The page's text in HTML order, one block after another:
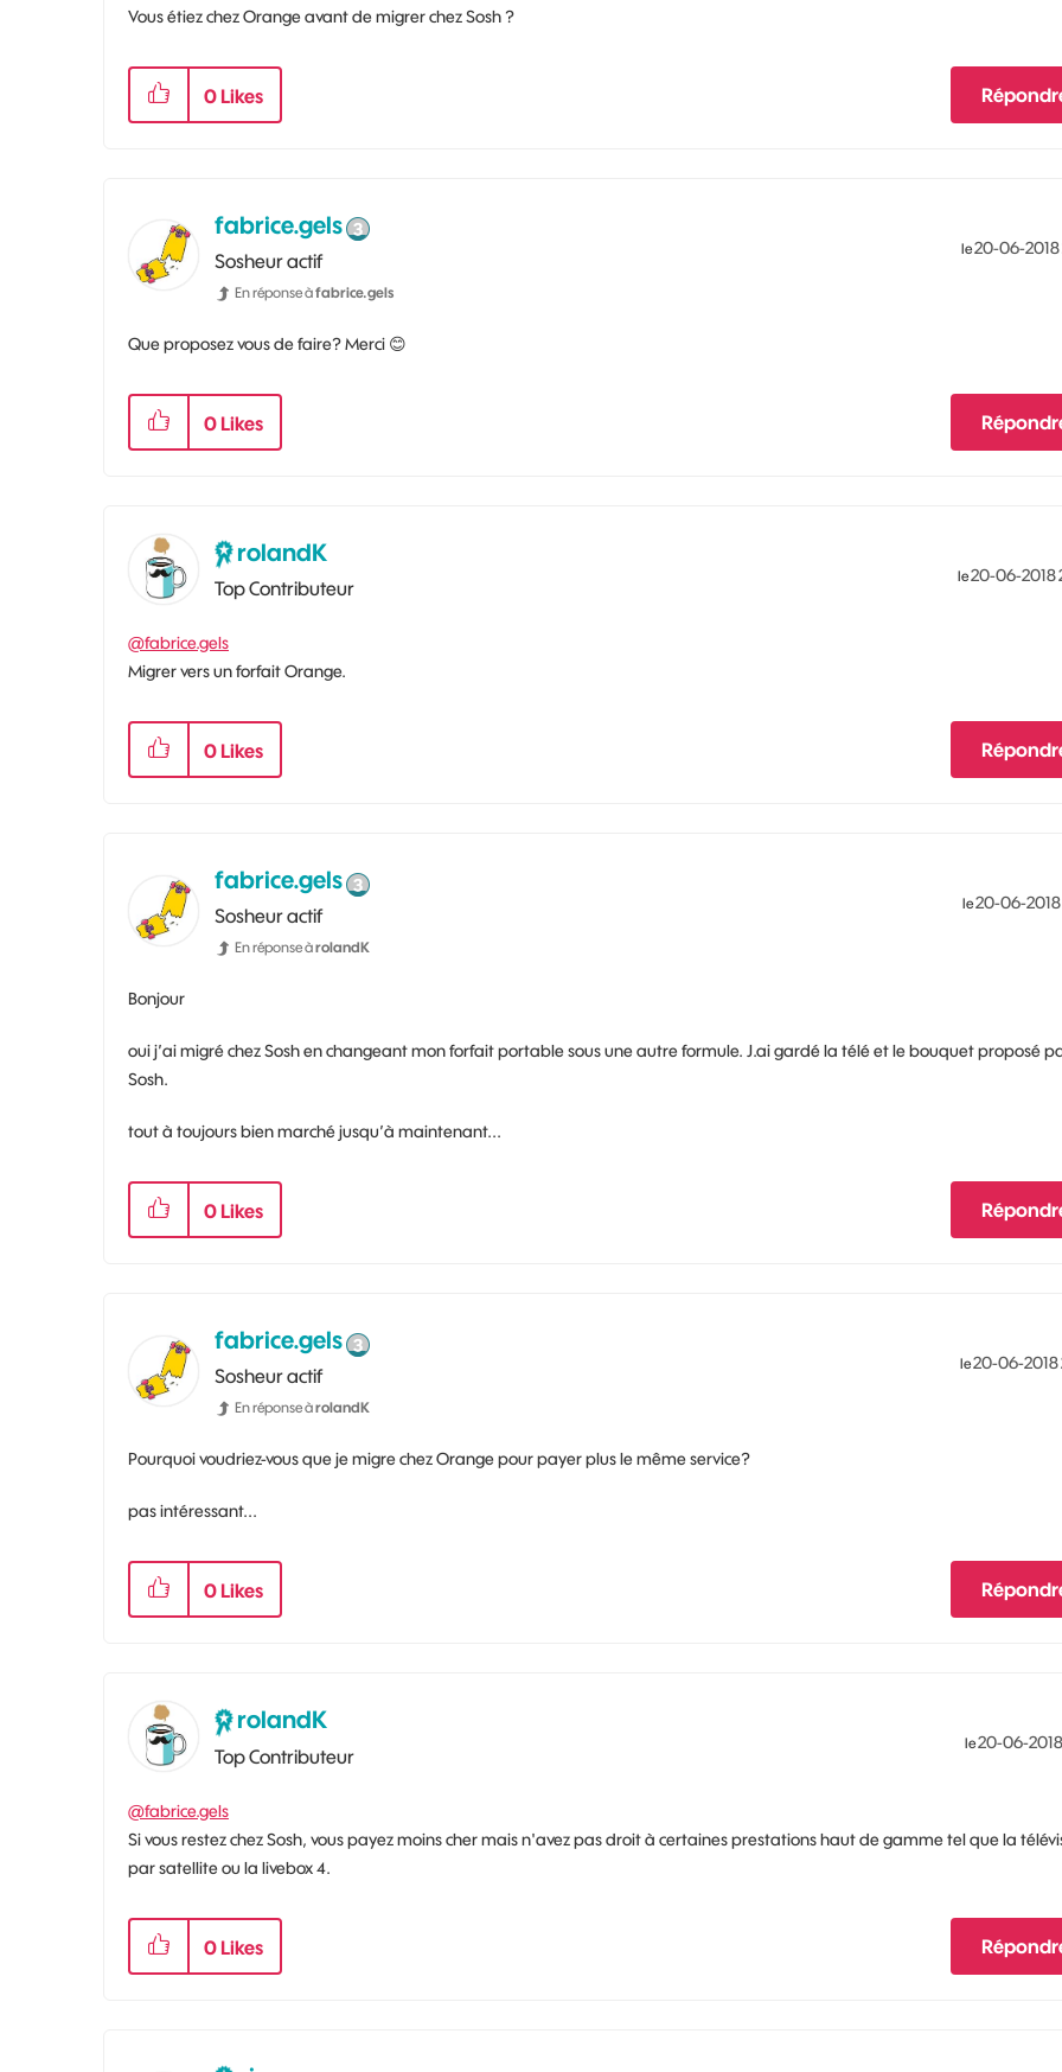
Vous étiez chez Orange avant de migrer chez Sosh ?
0 Likes
fabrice.gels
Sosheur actif
En réponse àfabrice.gels
le‎20-06-2018
Que proposez vous de faire? Merci 😊
0 Likes
rolandK
Top Contributeur
le‎20-06-2018
@fabrice.gels
Migrer vers un forfait Orange.
0 Likes
fabrice.gels
Sosheur actif
En réponse àrolandK
le‎20-06-2018
Bonjour
oui j’ai migré chez Sosh en changeant mon forfait portable sous une autre formule. J.ai gardé la télé et le bouquet proposé
Sosh.
tout à toujours bien marché jusqu’à maintenant...
0 Likes
fabrice.gels
Sosheur actif
En réponse àrolandK
le‎20-06-2018
Pourquoi voudriez-vous que je migre chez Orange pour payer plus le même service?
pas intéressant...
0 Likes
rolandK
Top Contributeur
le‎20-06-2018
@fabrice.gels
Si vous restez chez Sosh, vous payez moins cher mais n'avez pas droit à certaines prestations haut de gamme tel que la
par satellite ou la livebox 4.
0 Likes